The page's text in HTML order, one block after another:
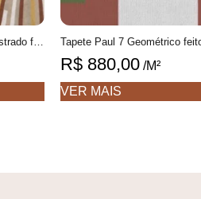
R$ 880,00 /M²
VER MAIS